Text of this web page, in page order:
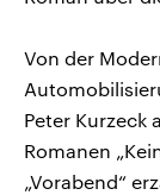
Von der
Peter Kurzeck
Romanen
„Vorabend“